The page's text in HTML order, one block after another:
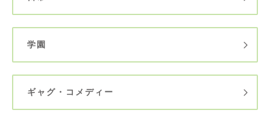
学園
ギャグ・コメディー